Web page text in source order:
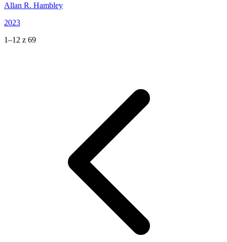
Allan R. Hambley
2023
1–12 z 69